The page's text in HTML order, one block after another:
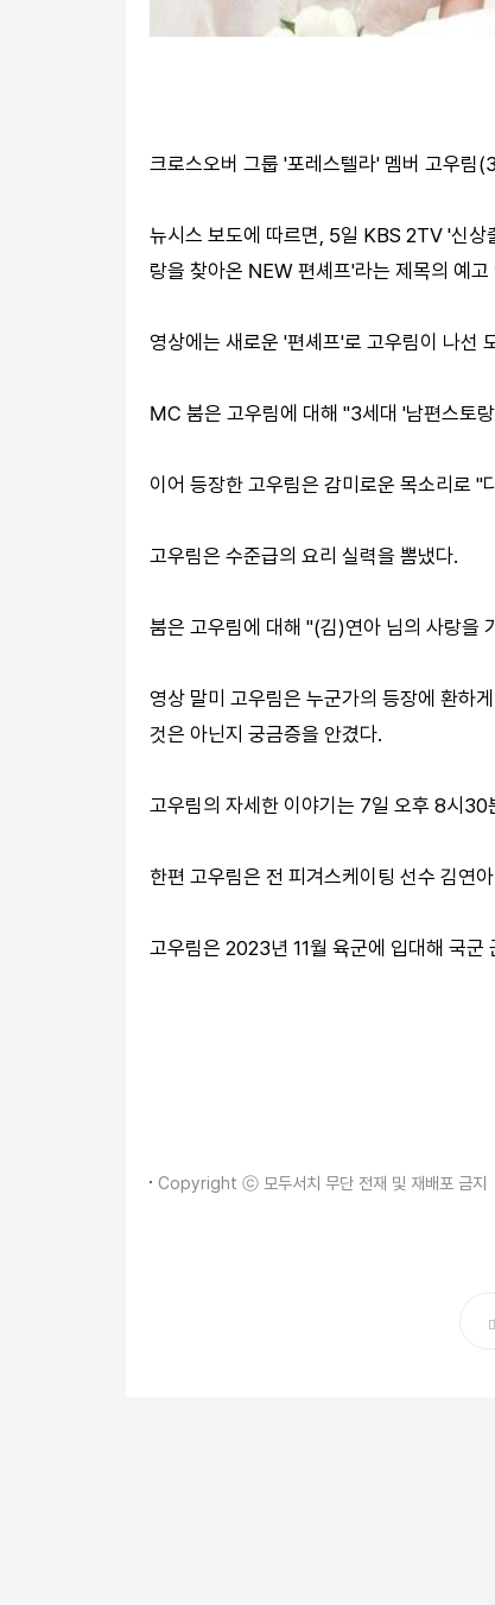
크로스오버 그룹 '포레스텔라' 멤버 고우림
뉴시스 보도에 따르면, 5일 KBS 2TV '신
랑을 찾아온 NEW 편셰프'라는 제목의 예고
영상에는 새로운 '편셰프'로 고우림이 나선
MC 붐은 고우림에 대해 "3세대 '남편스토
이어 등장한 고우림은 감미로운 목소리로 "
고우림은 수준급의 요리 실력을 뽐냈다.
붐은 고우림에 대해 "(김)연아 님의 사랑을
영상 말미 고우림은 누군가의 등장에 환하
것은 아닌지 궁금증을 안겼다.
고우림의 자세한 이야기는 7일 오후 8시30
한편 고우림은 전 피겨스케이팅 선수 김연
고우림은 2023년 11월 육군에 입대해 국
Copyright ⓒ 모두서치 무단 전재 및 재배포 금지